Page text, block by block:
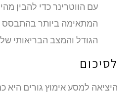
עם הווטרינר כדי להבין מהי
המתאימה ביותר בהתבסס
הגודל והמצב הבריאותי של
לסיכום
היציאה למסע אימוץ גורים היא